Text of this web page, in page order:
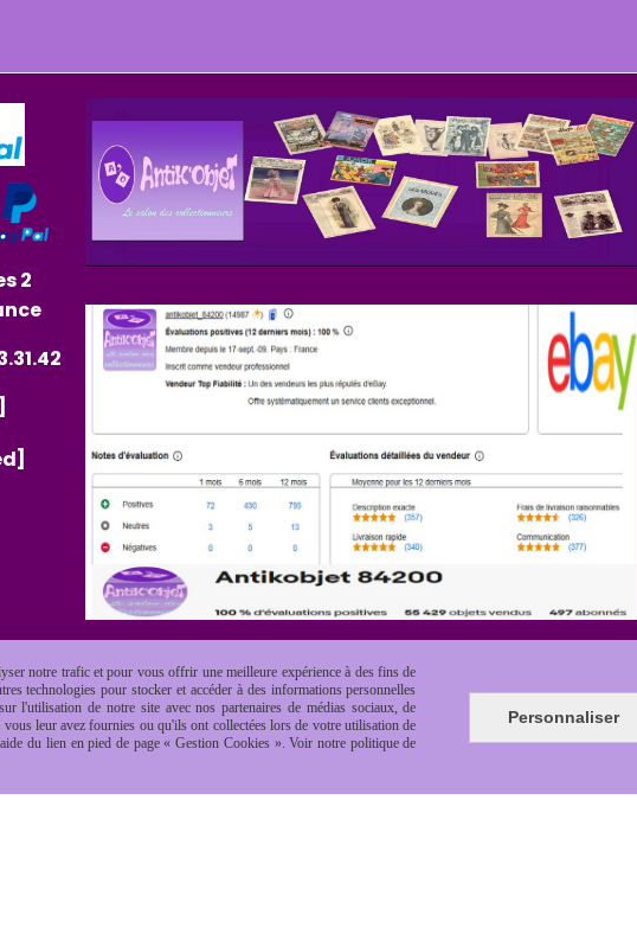
2
notre trafic et pour vous offrir une meilleure expérience à des fins de
technologies pour stocker et accéder à des informations personnelles
l'utilisation de notre site avec nos partenaires de médias sociaux, de
leur avez fournies ou qu'ils ont collectées lors de votre utilisation de
du lien en pied de page « Gestion Cookies ». Voir notre politique de
Personnaliser